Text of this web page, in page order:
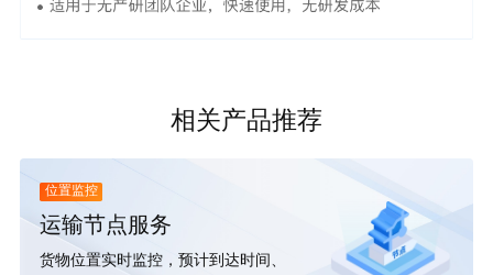
相关产品推荐
位置监控
运输节点服务
货物位置实时监控，预计到达时间、